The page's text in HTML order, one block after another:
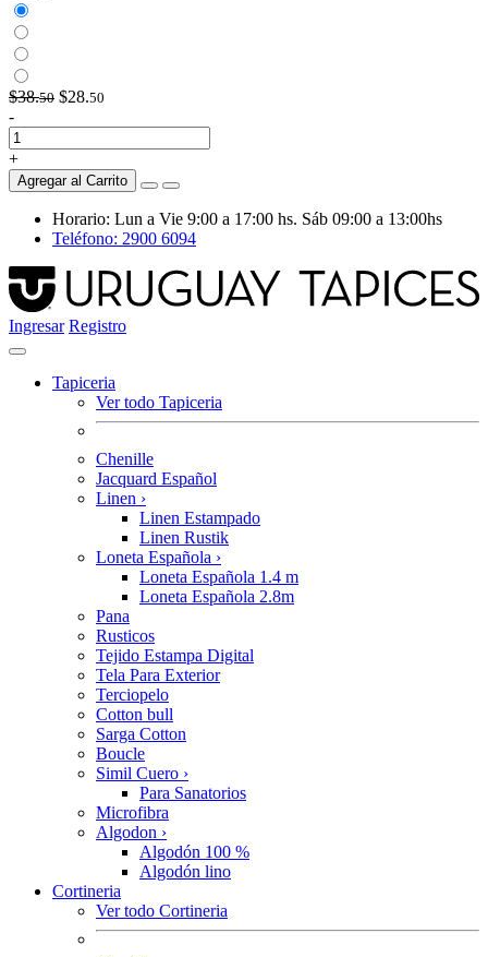
$38.50 $28.50
-
+
Agregar al Carrito
Horario: Lun a Vie 9:00 a 17:00 hs. Sáb 09:00 a 13:00hs
Teléfono: 2900 6094
Ingresar Registro
Tapiceria
Ver todo Tapiceria
Chenille
Jacquard Español
Linen ›
Linen Estampado
Linen Rustik
Loneta Española ›
Loneta Española 1.4 m
Loneta Española 2.8m
Pana
Rusticos
Tejido Estampa Digital
Tela Para Exterior
Terciopelo
Cotton bull
Sarga Cotton
Boucle
Simil Cuero ›
Para Sanatorios
Microfibra
Algodon ›
Algodón 100 %
Algodón lino
Cortineria
Ver todo Cortineria